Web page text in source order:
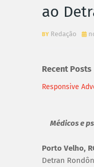
ao
Redação
Recent Posts
Responsive
Médicos e
Porto Velho,
Detran